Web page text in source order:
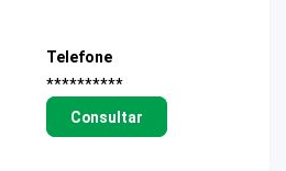
Telefone
**********
Consultar